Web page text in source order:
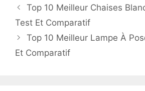
Top 10 Meilleur Chaises
Test Et Comparatif
Top 10 Meilleur Lampe À
Et Comparatif